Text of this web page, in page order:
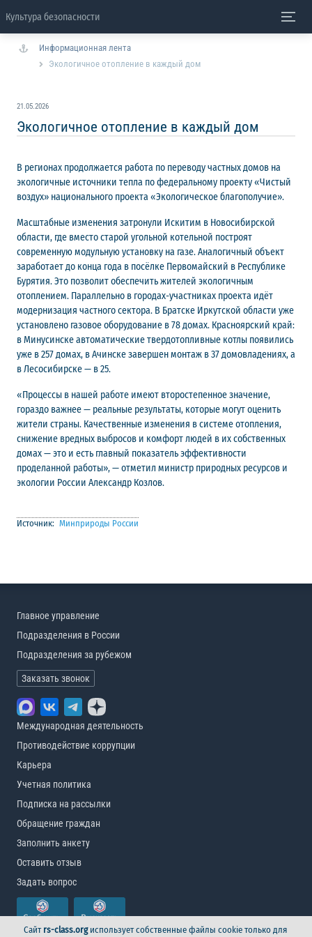
Культура безопасности
Информационная лента
Экологичное отопление в каждый дом
21.05.2026
Экологичное отопление в каждый дом
В регионах продолжается работа по переводу частных домов на
экологичные источники тепла по федеральному проекту «Чистый
воздух» национального проекта «Экологическое благополучие».
Масштабные изменения затронули Искитим в Новосибирской
области, где вместо старой угольной котельной построят
современную модульную установку на газе. Аналогичный объект
заработает до конца года в посёлке Первомайский в Республике
Бурятия. Это позволит обеспечить жителей экологичным
отоплением. Параллельно в городах-участниках проекта идёт
модернизация частного сектора. В Братске Иркутской области уже
установлено газовое оборудование в 78 домах. Красноярский край:
в Минусинске автоматические твердотопливные котлы появились
уже в 257 домах, в Ачинске завершен монтаж в 37 домовладениях, а
в Лесосибирске — в 25.
«Процессы в нашей работе имеют второстепенное значение,
гораздо важнее — реальные результаты, которые могут оценить
жители страны. Качественные изменения в системе отопления,
снижение вредных выбросов и комфорт людей в их собственных
домах — это и есть главный показатель эффективности
проделанной работы», — отметил министр природных ресурсов и
экологии России Александр Козлов.
Источник: Минприроды России
Главное управление
Подразделения в России
Подразделения за рубежом
Заказать звонок
Международная деятельность
Противодействие коррупции
Карьера
Учетная политика
Подписка на рассылки
Обращение граждан
Заполнить анкету
Оставить отзыв
Задать вопрос
Сайт rs-class.orgиспользует собственные файлы cookie только для